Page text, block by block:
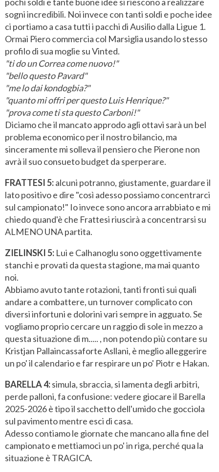
sogni incredibili. Noi invece con tanti soldi e poche idee
ci portiamo a casa tutti i pacchi di Ausilio dalla Ligue 1.
Ormai Piero commercia col Marsiglia usando lo stesso
profilo di sua moglie su Vinted.
"ti do un Correa come nuovo!"
"bello questo Pavard"
"me lo dai kondogbia?"
"quanto mi offri per questo Luis Henrique?"
"prova come ti sta questo Carboni!"
Diciamo che il mancato approdo agli ottavi sarà un bel
problema economico per il nostro bilancio, ma
sinceramente mi solleva il pensiero che Pierone non
avrà il suo consueto budget da sperperare.
FRATTESI 5:alcuni potranno, giustamente, guardare il
lato positivo e dire "così adesso possiamo concentrarci
sul campionato!" Io invece sono ancora arrabbiato e mi
chiedo quand'è che Frattesi riuscirà a concentrarsi su
ALMENO UNA partita.
ZIELINSKI 5: Lui e Calhanoglu sono oggettivamente
stanchi e provati da questa stagione, ma mai quanto
noi.
Abbiamo avuto tante rotazioni, tanti fronti sui quali
andare a combattere, un turnover complicato con
diversi infortuni e dolorini vari sempre in agguato. Se
vogliamo proprio cercare un raggio di sole in mezzo a
questa situazione di m..... , non potendo più contare su
Kristjan Pallaincassaforte Asllani, è meglio alleggerire
un po' il calendario e far respirare un po' Piotr e Hakan.
BARELLA 4:simula, sbraccia, si lamenta degli arbitri,
perde palloni, fa confusione: vedere giocare il Barella
2025-2026 è tipo il sacchetto dell'umido che gocciola
sul pavimento mentre esci di casa.
Adesso contiamo le giornate che mancano alla fine del
campionato e mettiamoci un po' in riga, perché qua la
situazione è TRAGICA.